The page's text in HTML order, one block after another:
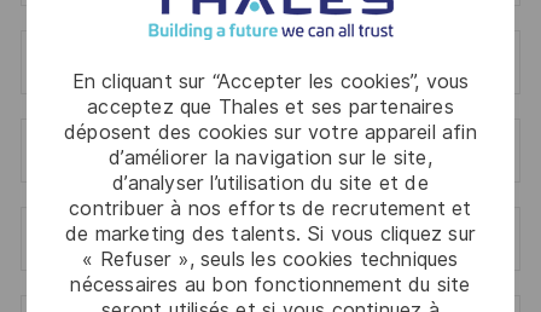
En cliquant sur “Accepter les cookies”, vous
acceptez que Thales et ses partenaires
déposent des cookies sur votre appareil afin
d’améliorer la navigation sur le site,
d’analyser l’utilisation du site et de
contribuer à nos efforts de recrutement et
de marketing des talents. Si vous cliquez sur
« Refuser », seuls les cookies techniques
nécessaires au bon fonctionnement du site
Matériel
Spécialités De L'Ingénierie Et De La Technique